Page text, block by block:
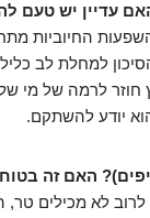
עדיין יש טעם
החיוביות
חוזר לרמה של מי
יודע להשתקם.
האם זה
לא מכילים טר,